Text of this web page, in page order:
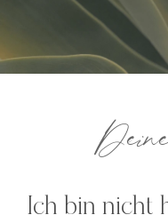
Ich bin nicht